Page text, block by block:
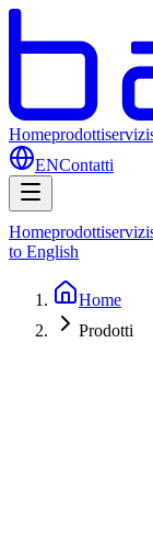
Homeprodottiservizi
ENContatti
Homeprodottiservizi
to English
Home
Prodotti